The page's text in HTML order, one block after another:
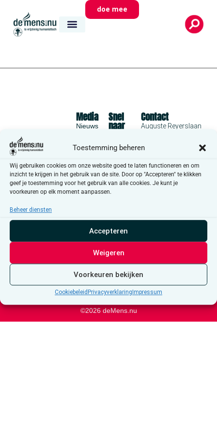
Toestemming beheren
Wij gebruiken cookies om onze website goed te laten functioneren en om
inzicht te krijgen in het gebruik van de site. Door op "Accepteren" te klikken
geef je toestemming voor het gebruik van alle cookies. Je kunt je
voorkeuren op elk moment aanpassen.
Beheer diensten
Accepteren
Weigeren
Voorkeuren bekijken
Cookiebeleid Privacyverklaring Impressum
doe mee
deMens.nu is de
koepel van vrijzinnige
verenigingen in
Vlaanderen en
Snel
naar
Plechtigheden
Gesprekken
Vrijzinnige
verenigingen
Media
Nieuws
inzichten
Contact
Auguste Reyerslaan
1030 Schaarbeek
+32 2 735 81 92
Ontvang onze
nieuwsbrief
©2026 deMens.nu